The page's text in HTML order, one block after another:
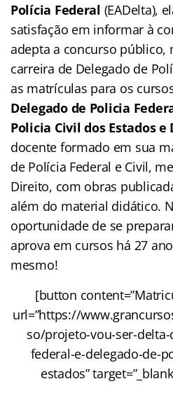
Polícia Federal (EADelta),
satisfação em informar à
adepta a concurso público,
carreira de Delegado de
as matrículas para os
Delegado de Policia
Policia Civil dos Estadose
docente formado em sua
de Polícia Federal e Civil,
Direito, com obras
além do material didático.
oportunidade de se
aprova em cursos há 27
mesmo!
[button
url=”https://
so/projeto-vou-ser-
federal-e-delegado-de-
estados”